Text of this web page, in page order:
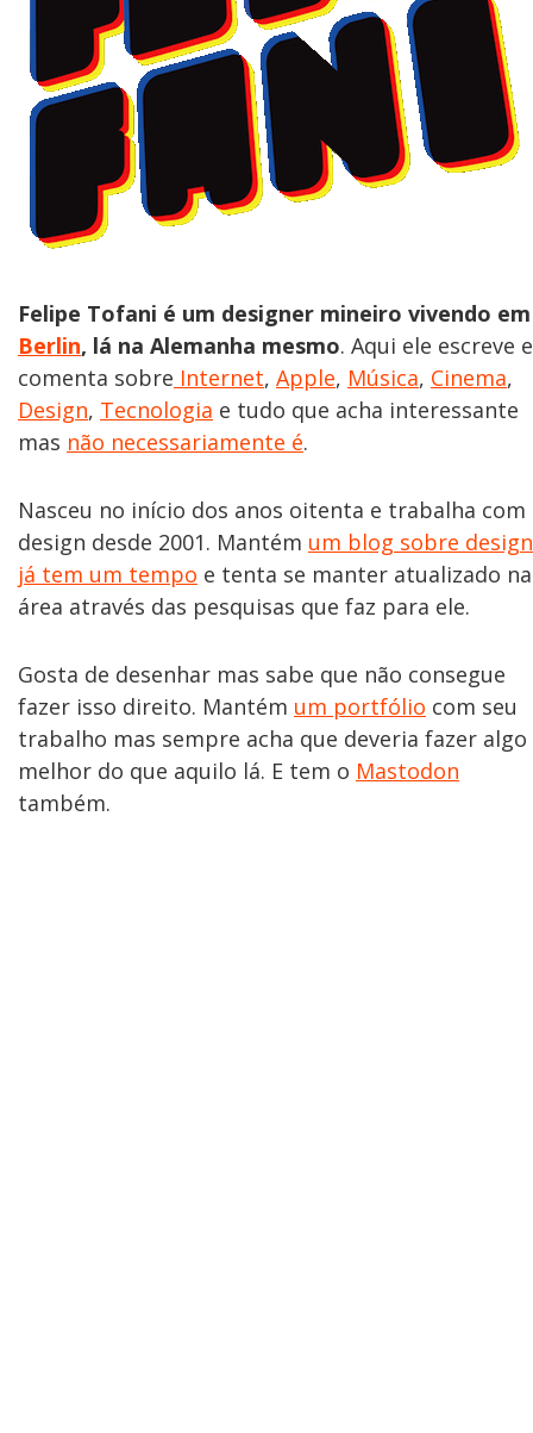
Felipe Tofani é um designer mineiro vivendo em
Berlin, lá na Alemanha mesmo. Aqui ele escreve e
comenta sobre Internet, Apple, Música, Cinema,
Design, Tecnologia e tudo que acha interessante
mas não necessariamente é.
Nasceu no início dos anos oitenta e trabalha com
design desde 2001. Mantém um blog sobre design
já tem um tempo e tenta se manter atualizado na
área através das pesquisas que faz para ele.
Gosta de desenhar mas sabe que não consegue
fazer isso direito. Mantém um portfólio com seu
trabalho mas sempre acha que deveria fazer algo
melhor do que aquilo lá. E tem o Mastodon
também.